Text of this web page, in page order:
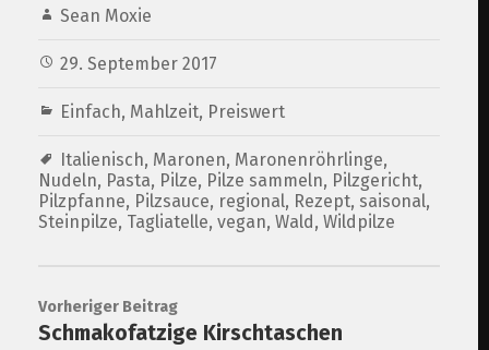
Sean Moxie
29. September 2017
Einfach, Mahlzeit, Preiswert
Italienisch, Maronen, Maronenröhrlinge,
Nudeln, Pasta, Pilze, Pilze sammeln, Pilzgericht,
Pilzpfanne, Pilzsauce, regional, Rezept, saisonal,
Steinpilze, Tagliatelle,vegan,Wald ,Wildpilze
Vorheriger Beitrag
Schmakofatzige Kirschtaschen